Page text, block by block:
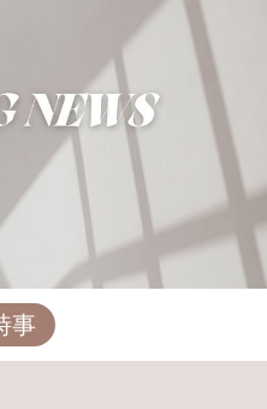
事